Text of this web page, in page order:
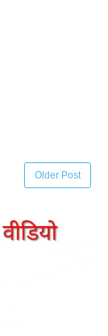
Older Post